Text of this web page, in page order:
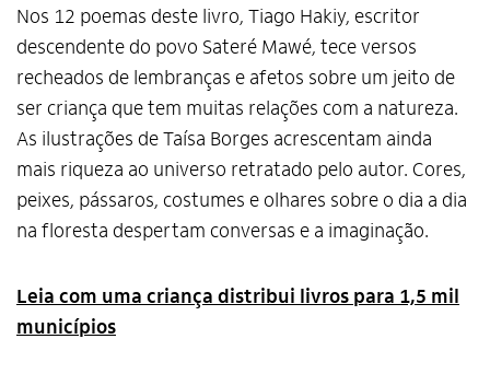
Nos 12 poemas deste livro, Tiago Hakiy, escritor
descendente do povo Sateré Mawé, tece versos
recheados de lembranças e afetos sobre um jeito de
ser criança que tem muitas relações com a natureza.
As ilustrações de Taísa Borges acrescentam ainda
mais riqueza ao universo retratado pelo autor. Cores,
peixes, pássaros, costumes e olhares sobre o dia a dia
na floresta despertam conversas e a imaginação.
Leia com uma criança distribui livros para 1,5 mil
municípios